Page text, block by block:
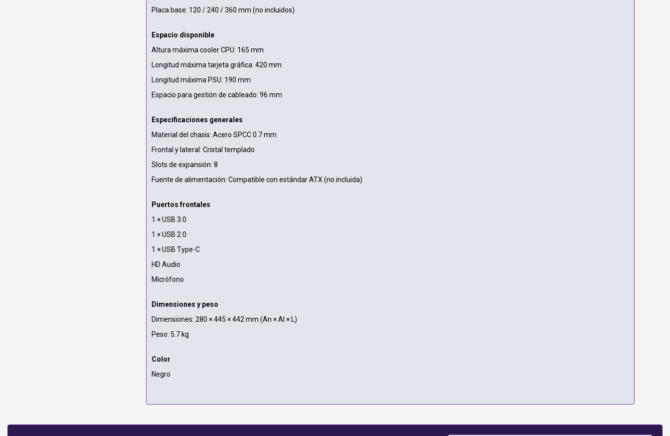
Placa base: 120 / 240 / 360 mm (no incluidos)
Espacio disponible
Altura máxima cooler CPU: 165 mm
Longitud máxima tarjeta gráfica: 420 mm
Longitud máxima PSU: 190 mm
Espacio para gestión de cableado: 96 mm
Especificaciones generales
Material del chasis: Acero SPCC 0.7 mm
Frontal y lateral: Cristal templado
Slots de expansión: 8
Fuente de alimentación: Compatible con estándar ATX (no incluida)
Puertos frontales
1 × USB 3.0
1 × USB 2.0
1 × USB Type-C
HD Audio
Micrófono
Dimensiones y peso
Dimensiones: 280 × 445 × 442 mm (An × Al × L)
Peso: 5.7 kg
Color
Negro